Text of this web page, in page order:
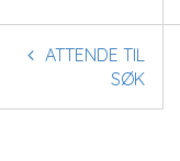
ATTENDE TIL
SØK